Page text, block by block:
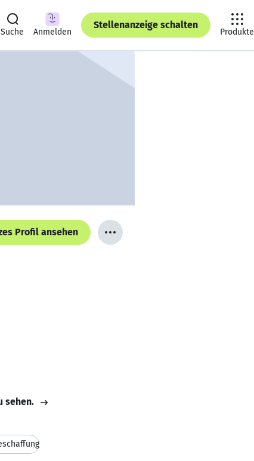
Suche Anmelden
Stellenanzeige schalten
Produkte
Profil ansehen
sehen.